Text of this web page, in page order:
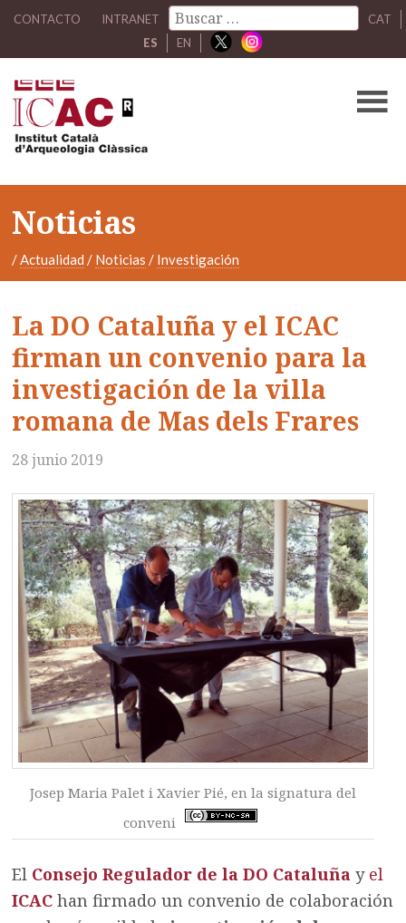
CONTACTO INTRANET
CAT
ES
EN
Noticias
/Actualidad / Noticias / Investigación
La DO Cataluña y el ICAC
firman un convenio para la
investigación de la villa
romana de Mas dels Frares
28 junio 2019
Josep Maria Palet i Xavier Pié, en la signatura del
conveni
El Consejo Regulador de la DO Cataluña y el
ICAC han firmado un convenio de colaboración